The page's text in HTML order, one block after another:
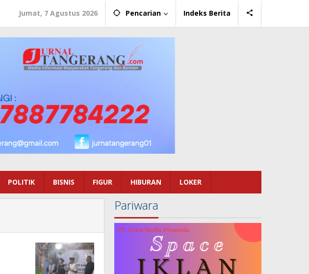
Jumat, 7 Agustus 2026 Pencarian Indeks Berita
POLITIK BISNIS FIGUR HIBURAN LOKER
Pariwara